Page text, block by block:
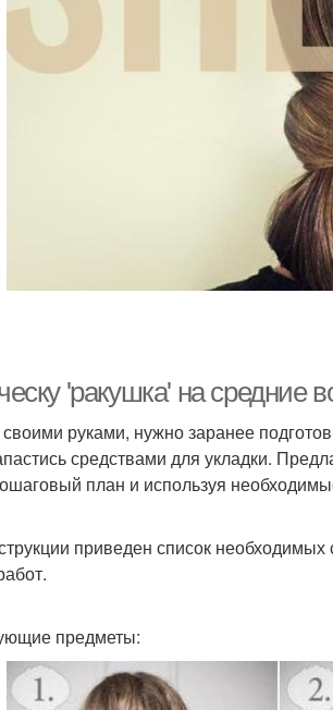
'ракушка' на средние
руками, нужно заранее
средствами для укладки.
план и используя
приведен список необходимых
предметы: